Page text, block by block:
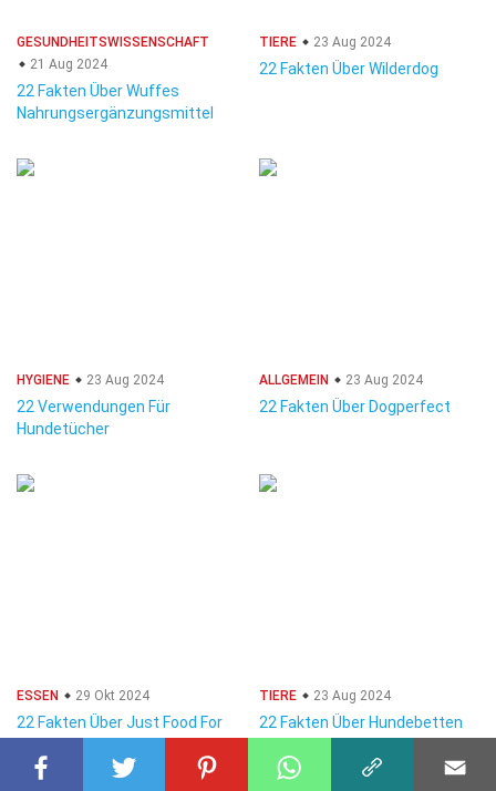
GESUNDHEITSWISSENSCHAFT
21 Aug 2024
22 Fakten Über Wuffes
Nahrungsergänzungsmittel
TIERE 23 Aug 2024
22 Fakten Über Wilderdog
HYGIENE 23 Aug 2024
22 Verwendungen Für
Hundetücher
ALLGEMEIN 23 Aug 2024
22 Fakten Über Dogperfect
ESSEN 29 Okt 2024
22 Fakten Über Just Food For
TIERE 23 Aug 2024
22 Fakten Über Hundebetten